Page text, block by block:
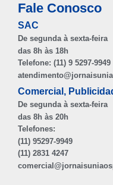
Fale Conosco
SAC
De segunda à sexta-feira
das 8h às 18h
Telefone: (11) 9 5297-9949
Comercial,
De segunda à sexta-feira
das 8h às 20h
Telefones:
(11) 95297-9949
(11) 2831 4247